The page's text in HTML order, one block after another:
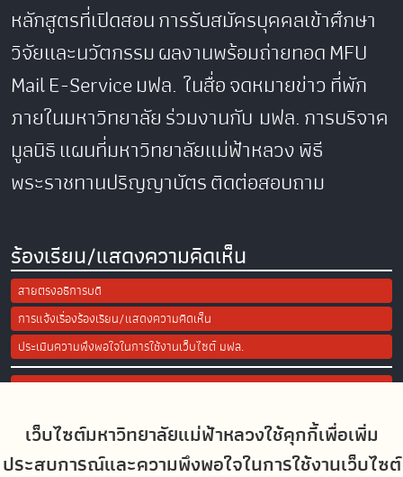
เว็บไซต์มหาวิทยาลัยแม่ฟ้าหลวงใช้คุกกี้เพื่อเพิ่ม
ประสบการณ์และความพึงพอใจในการใช้งานเว็บไซต์
หลักสูตรที่เปิดสอนการรับสมัครบุคคลเข้าศึกษา
วิจัยและนวัตกรรมผลงานพร้อมถ่ายทอดMFU
MailE-Serviceมฟล. ในสื่อจดหมายข่าวที่พัก
ภายในมหาวิทยาลัยร่วมงานกับ มฟล.การบริจาค
มูลนิธิแผนที่มหาวิทยาลัยแม่ฟ้าหลวงพิธี
พระราชทานปริญญาบัตรติดต่อสอบถาม
ร้องเรียน/แสดงความคิดเห็น
สายตรงอธิการบดี
การแจ้งเรื่องร้องเรียน/แสดงความคิดเห็น
ประเมินความพึงพอใจในการใช้งานเว็บไซต์ มฟล.
Site Map
Social Media